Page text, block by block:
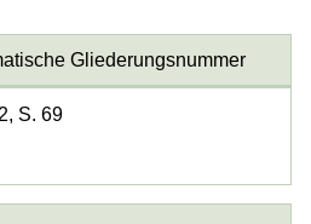
Gliederungsnummer
S. 69